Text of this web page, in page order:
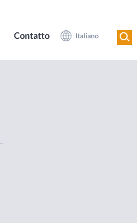
Contatto Italiano